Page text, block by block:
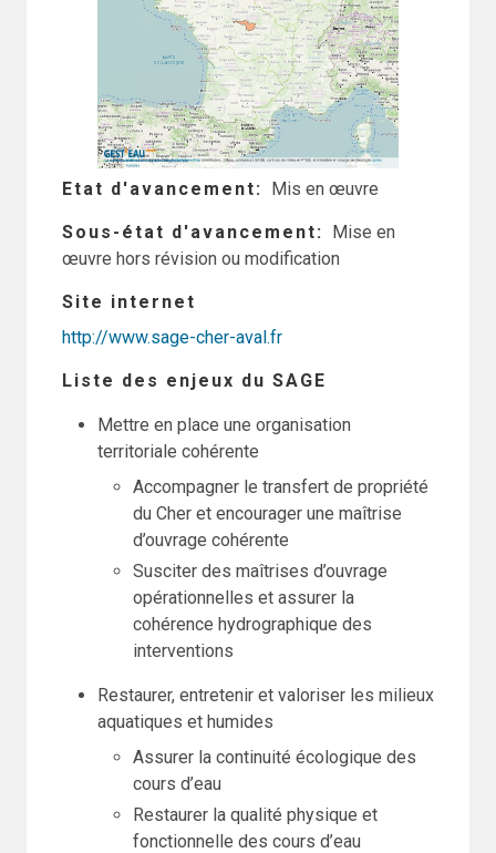
Etat d'avancement Mis en œuvre
Sous-état d'avancement
Mise en
œuvre hors révision ou modification
Site internet
http://www.sage-cher-aval.fr
Liste des enjeux du SAGE
Mettre en place une organisation
territoriale cohérente
Accompagner le transfert de propriété
du Cher et encourager une maîtrise
d’ouvrage cohérente
Susciter des maîtrises d’ouvrage
opérationnelles et assurer la
cohérence hydrographique des
interventions
Restaurer, entretenir et valoriser les milieux
aquatiques et humides
Assurer la continuité écologique des
cours d’eau
Restaurer la qualité physique et
fonctionnelle des cours d’eau